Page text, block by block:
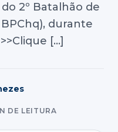
2º Batalhão de
durante
[…]
DE LEITURA